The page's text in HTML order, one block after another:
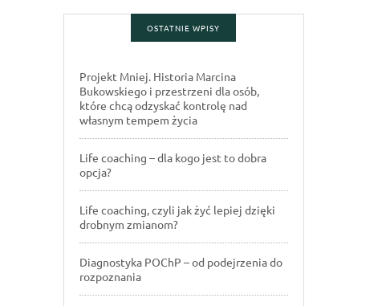
OSTATNIE WPISY
Projekt Mniej. Historia Marcina
Bukowskiego i przestrzeni dla osób,
które chcą odzyskać kontrolę nad
własnym tempem życia
Life coaching – dla kogo jest to dobra
opcja?
Life coaching, czyli jak żyć lepiej dzięki
drobnym zmianom?
Diagnostyka POChP – od podejrzenia do
rozpoznania